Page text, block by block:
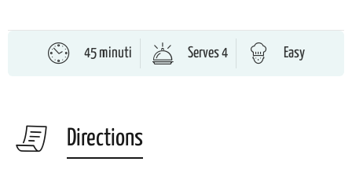
45 minuti Serves 4 Easy
Directions